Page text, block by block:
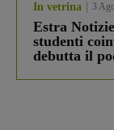
In vetrina 3
Estra
studenti
debutta il